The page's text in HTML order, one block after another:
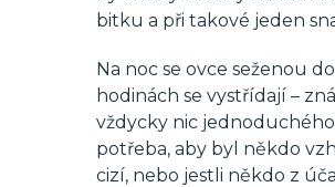
bitku a při takové jeden
Na noc se ovce seženou
hodinách se vystřídají –
vždycky nic
potřeba, aby byl někdo
cizí, nebo jestli někdo z